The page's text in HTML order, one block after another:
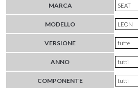
MARCA
MODELLO
VERSIONE
ANNO
COMPONENTE